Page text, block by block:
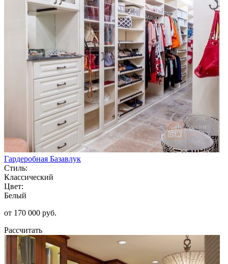
Гардеробная Базавлук
Стиль:
Классический
Цвет:
Белый
от 170 000 руб.
Рассчитать